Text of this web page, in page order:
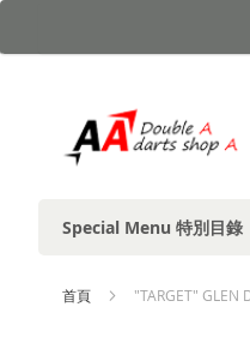
到
Special Menu 特別目錄
首頁 "TARGET"